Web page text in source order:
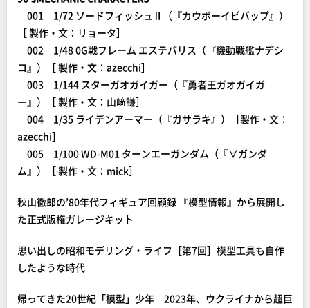
001 1/72 ソードフィッシュⅡ（『カウボーイビバップ』）
［ 製作・文：リョータ］
002 1/48 0G戦フレーム エステバリス（『機動戦艦ナデシ
コ』）［ 製作・文：azecchi］
003 1/144 スターガオガイガー（『勇者王ガオガイガ
ー』）［ 製作・文：山﨑謙］
004 1/35 ライデンアーマー（『ガサラキ』）［製作・文：
azecchi］
005 1/100 WD-M01 ターンエーガンダム（『∀ガンダ
ム』）［ 製作・文：mick］
秋山徹郎の’80年代フィギュア回顧録 『模型情報』から展開し
た正式版権ガレージキット
思い出しの昭和モデリング・ライフ［第7回］模型工具も自作
したような時代
帰ってきた20世紀「模型」少年 2023年、ウクライナから超巨